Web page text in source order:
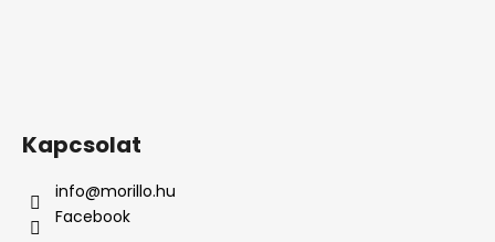
Kapcsolat
info@morillo.hu
Facebook